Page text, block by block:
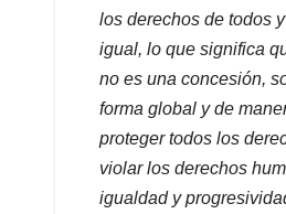
los derechos de todos
igual, lo que significa
no es una concesión,
forma global y de
proteger todos los
violar los derechos
igualdad y